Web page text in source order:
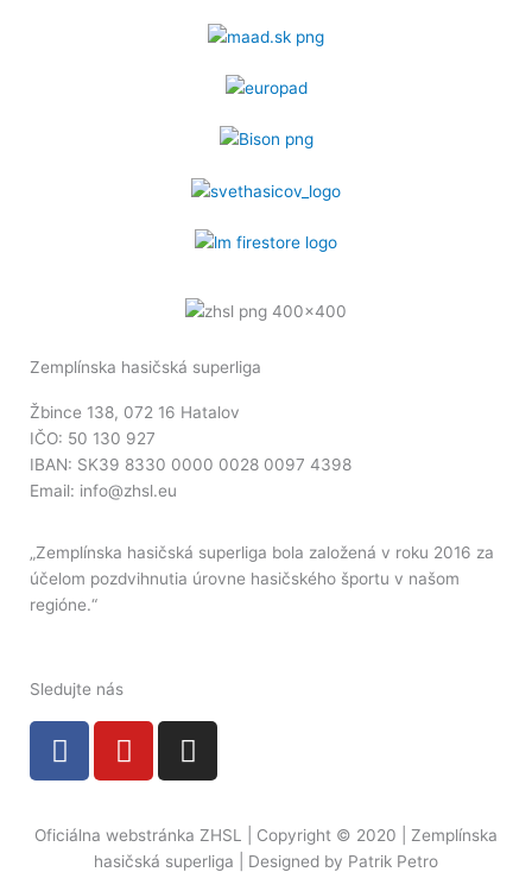
Zemplínska hasičská superliga
Žbince 138, 072 16 Hatalov
IČO: 50 130 927
IBAN: SK39 8330 0000 0028 0097 4398
Email: info@zhsl.eu
„Zemplínska hasičská superliga bola založená v roku 2016 za
účelom pozdvihnutia úrovne hasičského športu v našom
regióne.“
Sledujte nás
F
a
e
b
Y
o
t
u
I
n
t
a
Oficiálna webstránka ZHSL | Copyright © 2020 | Zemplínska
hasičská superliga | Designed by Patrik Petro